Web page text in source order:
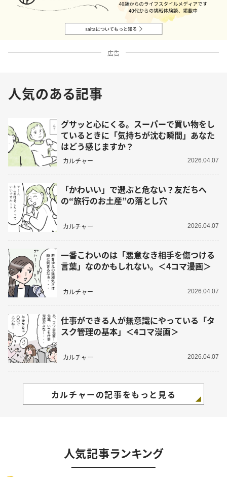
広告
人気のある記事
グサッと心にくる。スーパーで買い物をし
ているときに「気持ちが沈む瞬間」あなた
はどう感じますか？
カルチャー 2026.04.07
「かわいい」で選ぶと危ない？友だちへ
の“旅行のお土産”の落とし穴
カルチャー 2026.04.07
一番こわいのは「悪意なき相手を傷つける
言葉」なのかもしれない。＜4コマ漫画＞
カルチャー 2026.04.07
仕事ができる人が無意識にやっている「タ
スク管理の基本」＜4コマ漫画＞
カルチャー 2026.04.07
カルチャーの記事をもっと見る
人気記事ランキング